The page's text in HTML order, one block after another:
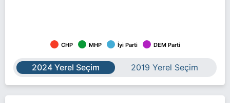
CHP MHP İyi Parti DEM Parti
2024 Yerel Seçim 2019 Yerel Seçim